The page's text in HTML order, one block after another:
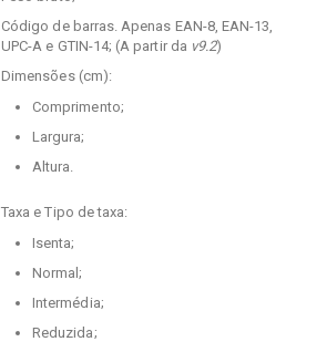
Código de barras. Apenas EAN-8, EAN-13,
UPC-A e GTIN-14; (A partir da v9.2)
Dimensões (cm):
Comprimento;
Largura;
Altura.
Taxa e Tipo de taxa:
Isenta;
Normal;
Intermédia;
Reduzida;